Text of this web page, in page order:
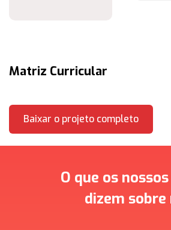
Matriz Curricular
Baixar o projeto completo
O que os
dizem sobre